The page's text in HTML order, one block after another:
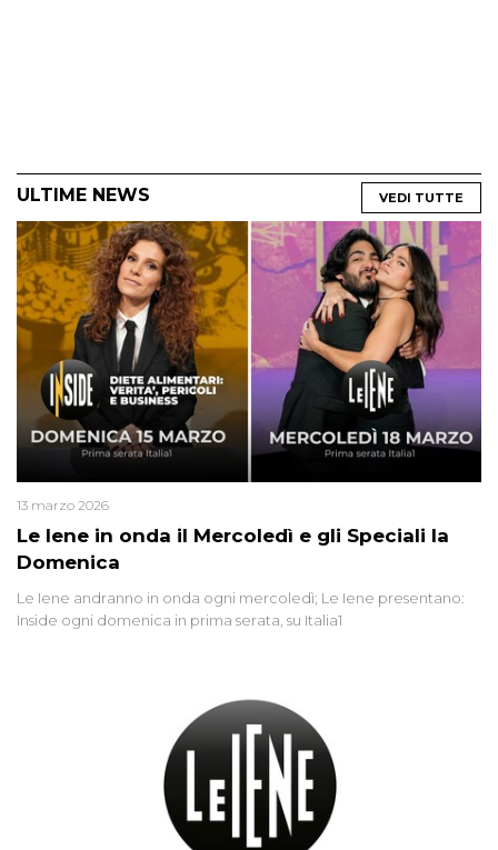
ULTIME NEWS VEDI TUTTE
Le Iene in onda il Mercoledì e gli Speciali la
Domenica
13 marzo 2026
Le Iene andranno in onda ogni mercoledì; Le Iene presentano:
Inside ogni domenica in prima serata, su Italia1